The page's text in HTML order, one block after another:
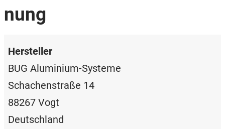
nung
Hersteller
BUG Aluminium-Systeme
Schachenstraße 14
88267 Vogt
Deutschland